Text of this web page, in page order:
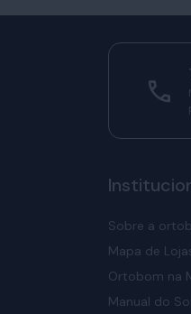
Sobre a
Mapa de
Ortobom na
Manual do